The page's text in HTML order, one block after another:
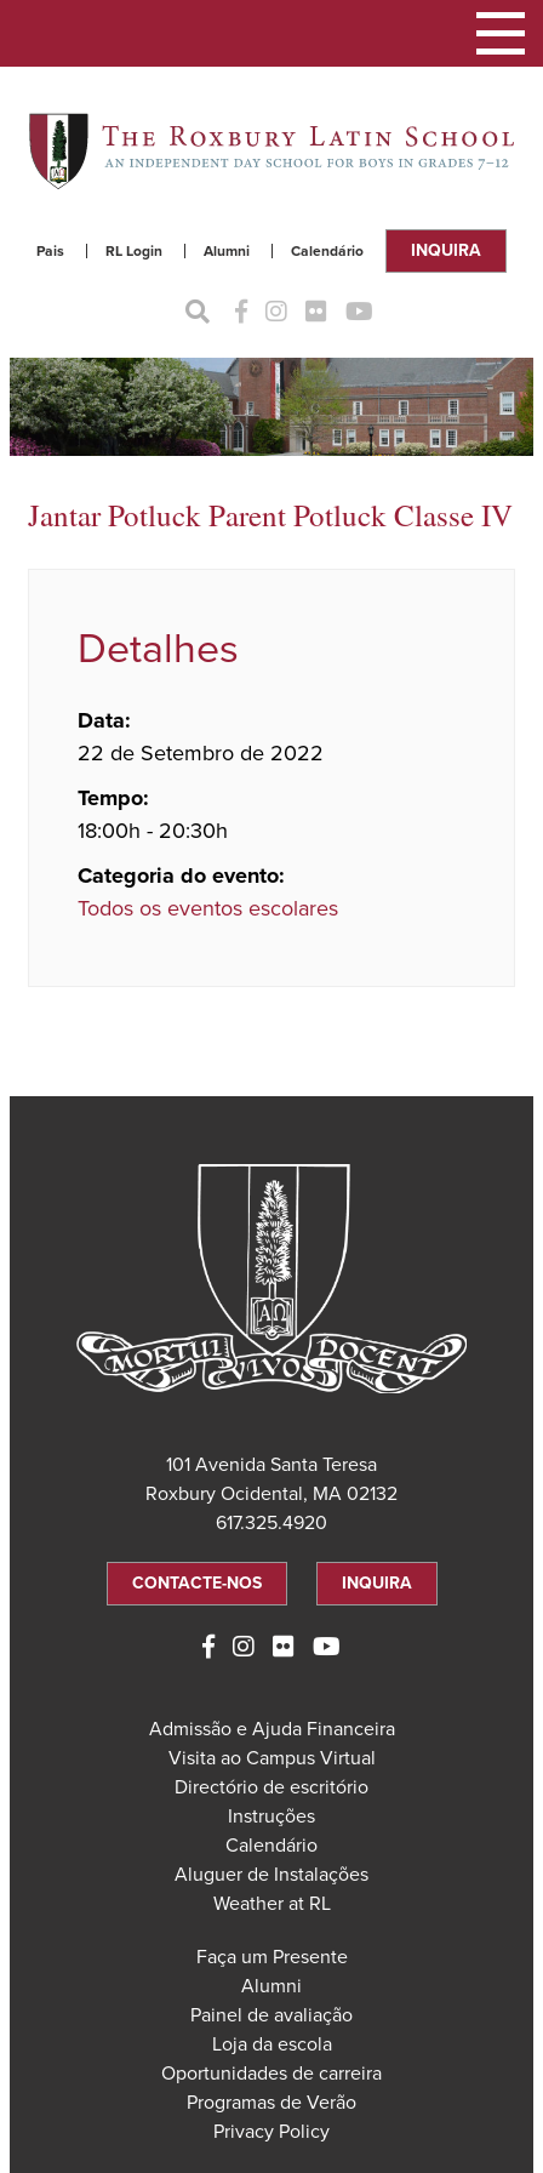
Pais RL Login Alumni Calendário INQUIRA
a
Jantar Potluck Parent Potluck Classe IV
Detalhes
Data:
22 de Setembro de 2022
Tempo:
18:00h - 20:30h
Categoria do evento:
Todos os eventos escolares
101 Avenida Santa Teresa
Roxbury Ocidental, MA 02132
617.325.4920
CONTACTE-NOS INQUIRA
Admissão e Ajuda Financeira
Visita ao Campus Virtual
Directório de escritório
Instruções
Calendário
Aluguer de Instalações
Weather at RL
Faça um Presente
Alumni
Painel de avaliação
Loja da escola
Oportunidades de carreira
Programas de Verão
Privacy Policy